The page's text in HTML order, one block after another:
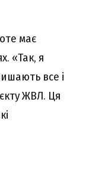
має
«Так, я
все і
ЖВЛ. Ця